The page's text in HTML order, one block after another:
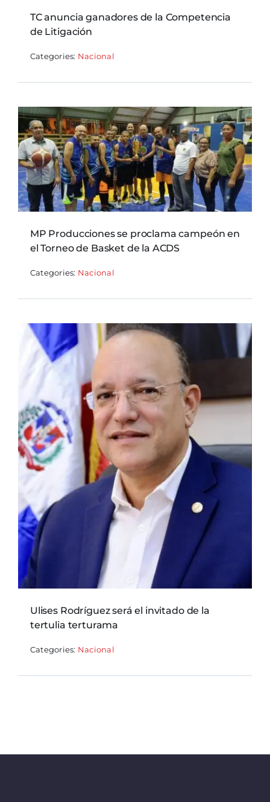
TC anuncia ganadores de la Competencia
de Litigación
Categories: Nacional
MP Producciones se proclama campeón en
el Torneo de Basket de la ACDS
Categories: Nacional
Ulises Rodríguez será el invitado de la
tertulia terturama
Categories: Nacional